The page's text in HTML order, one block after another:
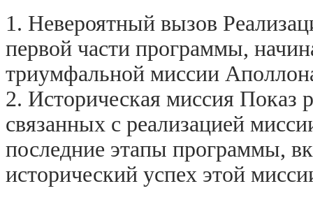
1. Невероятный вызов
первой части программы,
триумфальной миссии
2. Историческая миссия Показ
связанных с реализацией
последние этапы программы,
исторический успех этой